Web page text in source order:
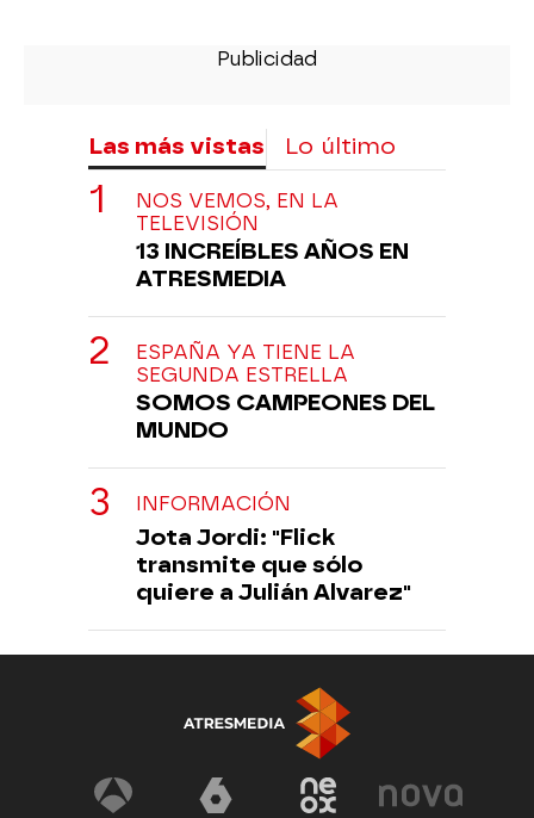
Las más vistas Lo último
NOS VEMOS, EN LA
TELEVISIÓN
13 INCREÍBLES AÑOS EN
ATRESMEDIA
ESPAÑA YA TIENE LA
SEGUNDA ESTRELLA
SOMOS CAMPEONES DEL
MUNDO
INFORMACIÓN
Jota Jordi: "Flick
transmite que sólo
quiere a Julián Alvarez"